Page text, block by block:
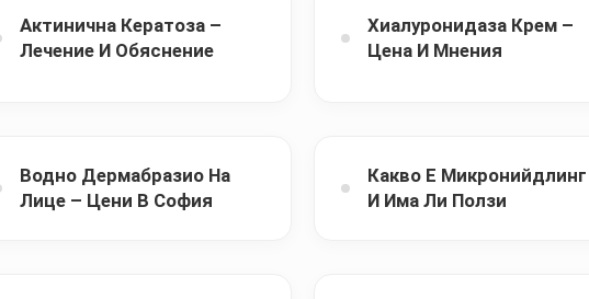
Актинична Кератоза –
Лечение И Обяснение
Хиалуронидаза Крем –
Цена И Мнения
Водно Дермабразио На
Лице – Цени В София
Какво Е Микронийдлинг
И Има Ли Ползи